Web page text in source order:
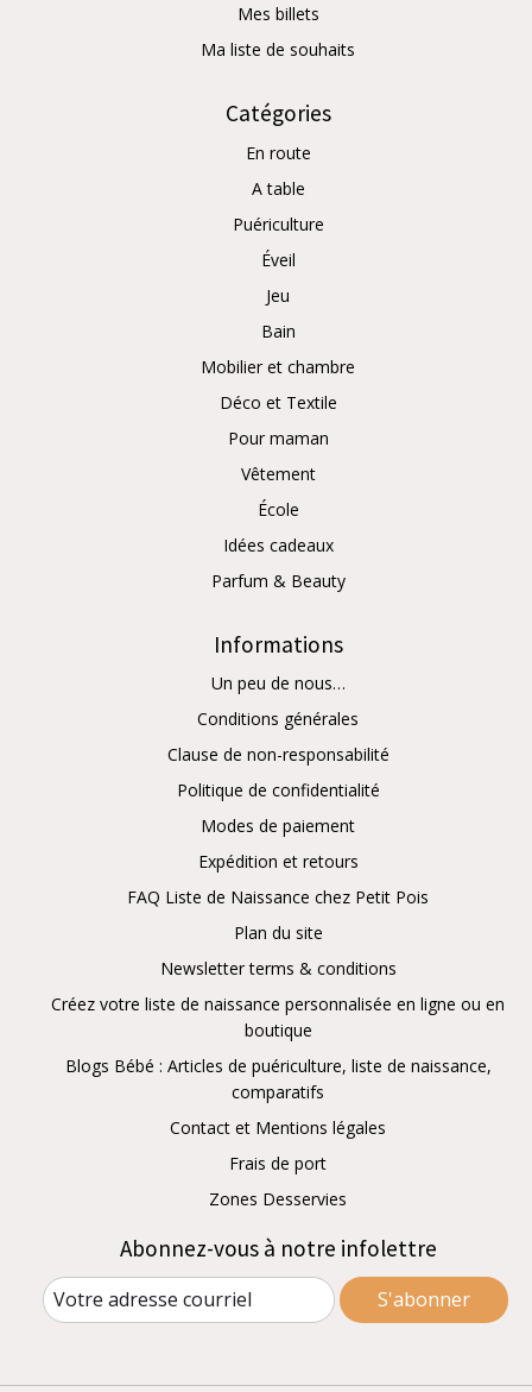
Mes billets
Ma liste de souhaits
Catégories
En route
A table
Puériculture
Éveil
Jeu
Bain
Mobilier et chambre
Déco et Textile
Pour maman
Vêtement
École
Idées cadeaux
Parfum & Beauty
Informations
Un peu de nous…
Conditions générales
Clause de non-responsabilité
Politique de confidentialité
Modes de paiement
Expédition et retours
FAQ Liste de Naissance chez Petit Pois
Plan du site
Newsletter terms & conditions
Créez votre liste de naissance personnalisée en ligne ou en
boutique
Blogs Bébé : Articles de puériculture, liste de naissance,
comparatifs
Contact et Mentions légales
Frais de port
Zones Desservies
Abonnez-vous à notre infolettre
S'abonner